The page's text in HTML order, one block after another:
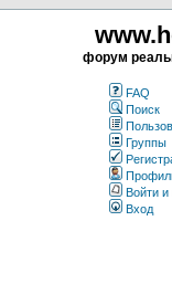
форум
FAQ
Поиск
Группы
Войти
Вход